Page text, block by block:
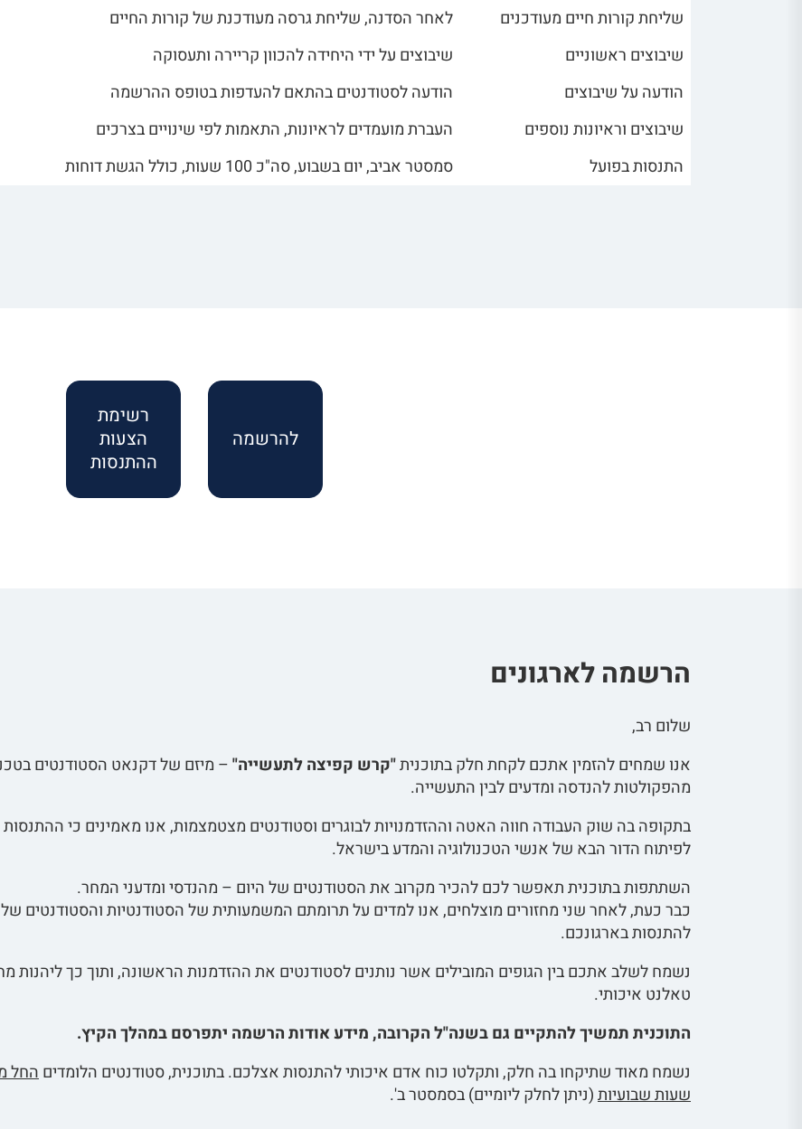
שליחת קורות חיים מעודכנים
לאחר הסדנה, שליחת גרסה מעודכנת של קורות החיים
שיבוצים ראשוניים
שיבוצים על ידי היחידה להכוון קריירה ותעסוקה
הודעה על שיבוצים
הודעה לסטודנטים בהתאם להעדפות בטופס ההרשמה
שיבוצים וראיונות נוספים
העברת מועמדים לראיונות, התאמות לפי שינויים בצרכים
התנסות בפועל
סמסטר אביב, יום בשבוע, סה"כ 100 שעות, כולל הגשת דוחות
להרשמה
רשימת
הצעות
ההתנסות
הרשמה לארגונים
שלום רב,
אנו שמחים להזמין אתכם לקחת חלק בתוכנית"קרש קפיצה לתעשייה"– מיזם של דקנאט הסטודנטים
מהפקולטות להנדסה ומדעים לבין התעשייה.
בתקופה בה שוק העבודה חווה האטה וההזדמנויות לבוגרים וסטודנטים מצטמצמות, אנו מאמינים כי
לפיתוח הדור הבא של אנשי הטכנולוגיה והמדע בישראל.
השתתפות בתוכנית תאפשר לכם להכיר מקרוב את הסטודנטים של היום – מהנדסי ומדעני המחר.
כבר כעת, לאחר שני מחזורים מוצלחים, אנו למדים על תרומתם המשמעותית של הסטודנטיות והסטודנטים
להתנסות בארגונכם.
נשמח לשלב אתכם בין הגופים המובילים אשר נותנים לסטודנטים את ההזדמנות הראשונה, ותוך כך ליהנות
טאלנט איכותי.
התוכנית תמשיך להתקיים גם בשנה"ל הקרובה, מידע אודות הרשמה יתפרסם במהלך הקיץ.
נשמח מאוד שתיקחו בה חלק, ותקלטו כוח אדם איכותי להתנסות אצלכם. בתוכנית, סטודנטים הלומדיםהחל
שעות שבועיות(ניתן לחלק ליומיים) בסמסטר ב'.